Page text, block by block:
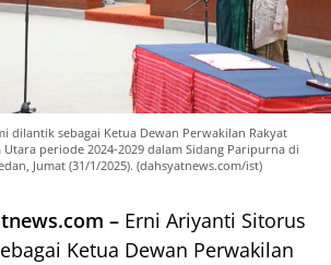
dilantik sebagai Ketua Dewan Perwakilan Rakyat
Utara periode 2024-2029 dalam Sidang Paripurna di
Jumat (31/1/2025). (dahsyatnews.com/ist)
– Erni Ariyanti Sitorus
Ketua Dewan Perwakilan